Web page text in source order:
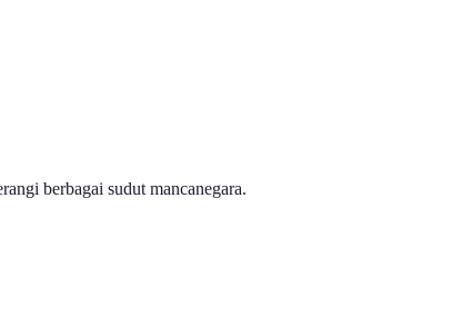
berbagai sudut mancanegara.